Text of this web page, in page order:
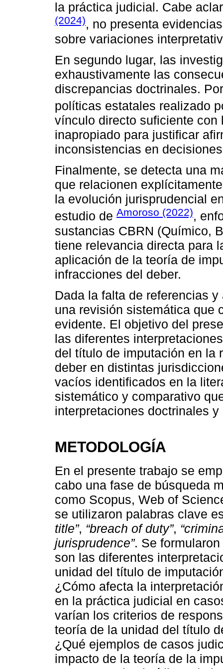
la práctica judicial. Cabe
(2024), no presenta
sobre variaciones
En segundo lugar, las
exhaustivamente las
discrepancias doctrinales.
políticas estatales realizado
vínculo directo suficiente
inapropiado para justificar
inconsistencias en
Finalmente, se detecta una
que relacionen
la evolución jurisprudencial
estudio de Amoroso (2022),
sustancias CBRN (Químico,
tiene relevancia directa para
aplicación de la teoría de
infracciones del deber.
Dada la falta de referencias
una revisión sistemática que
evidente. El objetivo del
las diferentes
del título de imputación en la
deber en distintas
vacíos identificados en la
sistemático y comparativo
interpretaciones doctrinales
METODOLOGÍA
En el presente trabajo se
cabo una fase de búsqueda
como Scopus, Web of
se utilizaron palabras clave
title”, “breach of duty”,
jurisprudence”. Se
son las diferentes
unidad del título de
¿Cómo afecta la
en la práctica judicial en
varían los criterios de
teoría de la unidad del título
¿Qué ejemplos de casos
impacto de la teoría de la